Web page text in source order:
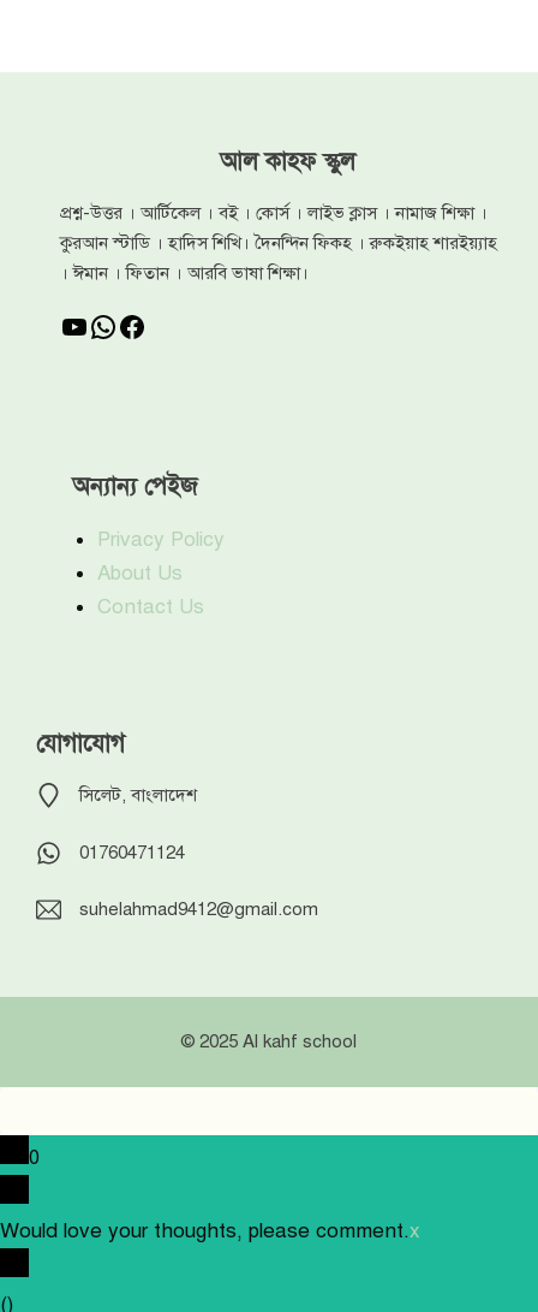
আল কাহফ স্কুল
প্রশ্ন-উত্তর । আর্টিকেল । বই । কোর্স । লাইভ ক্লাস । নামাজ শিক্ষা ।
কুরআন স্টাডি । হাদিস শিখি। দৈনন্দিন ফিকহ । রুকইয়াহ শারইয়্যাহ
। ঈমান । ফিতান । আরবি ভাষা শিক্ষা।
YouTube
WhatsApp
Facebook
অন্যান্য পেইজ
Privacy Policy
About Us
Contact Us
যোগাযোগ
সিলেট, বাংলাদেশ
01760471124
suhelahmad9412@gmail.com
© 2025 Al kahf school
0
Would love your thoughts, please comment.x
()